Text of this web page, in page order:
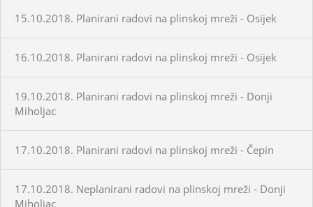
15.10.2018. Planirani radovi na plinskoj mreži - Osijek
16.10.2018. Planirani radovi na plinskoj mreži - Osijek
19.10.2018. Planirani radovi na plinskoj mreži - Donji
Miholjac
17.10.2018. Planirani radovi na plinskoj mreži - Čepin
17.10.2018. Neplanirani radovi na plinskoj mreži - Donji
Miholjac